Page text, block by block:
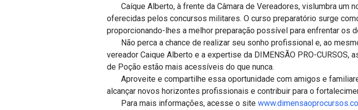
Caíque Alberto, à frente da Câmara de Vereadores, vislumbra um
oferecidas pelos concursos militares. O curso preparatório surge
proporcionando-lhes a melhor preparação possível para enfrentar os
Não perca a chance de realizar seu sonho profissional e, ao
vereador Caique Alberto e a expertise da DIMENSÃO PRO-
de Poção estão mais acessíveis do que nunca.
Aproveite e compartilhe essa oportunidade com amigos e
alcançar novos horizontes profissionais e contribuir para o
Para mais informações, acesse o site